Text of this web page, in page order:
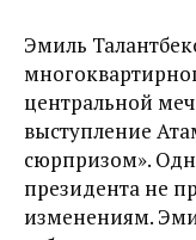
Эмиль
центральной
выступление
сюрпризом».
президента не
изменениям.